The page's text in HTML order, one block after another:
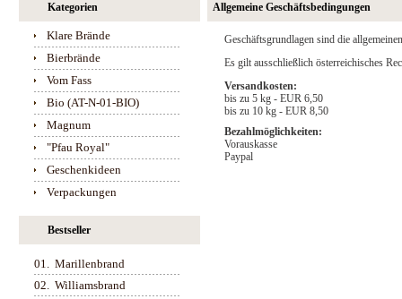
Kategorien
Klare Brände
Bierbrände
Vom Fass
Bio (AT-N-01-BIO)
Magnum
"Pfau Royal"
Geschenkideen
Verpackungen
Bestseller
01. Marillenbrand
02. Williamsbrand
Allgemeine Geschäftsbedingungen
Geschäftsgrundlagen sind die
Es gilt ausschließlich österreichisches
Versandkosten:
bis zu 5 kg - EUR 6,50
bis zu 10 kg - EUR 8,50
Bezahlmöglichkeiten:
Vorauskasse
Paypal